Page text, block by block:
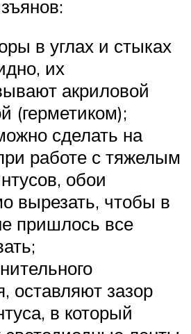
в углах и стыках
их
акриловой
(герметиком);
сделать на
работе с тяжелым
обои
вырезать, чтобы в
пришлось все
оставляют зазор
в который